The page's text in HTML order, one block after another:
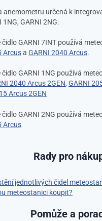
anemometru určená k
1NG, GARNI 2NG.
GARNI 7INT používá
Arcusa GARNI 2040 Arcus.
GARNI 1NG používá
2040 Arcus 2GEN, GARNI
Arcus 2GEN
GARNI 2NG používá
Arcus
Rady pro
jednotlivých čidel
meteostanici koupit?
Pomůže a